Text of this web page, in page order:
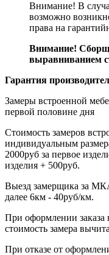
Внимание! В
возможно
права на
Внимание!
выравниванием
Гарантия
Замеры встроенной
первой половине дня
Стоимость замеров
индивидуальным
2000руб за первое
изделия + 500руб.
Выезд замерщика за
далее 6км - 40руб/км.
При оформлении заказа
стоимость замера
При отказе от